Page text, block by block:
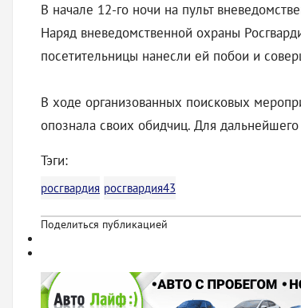
В начале 12-го ночи на пульт
Наряд вневедомственной охраны
посетительницы нанесли ей побои и
В ходе организованных поисковых
опознала своих обидчиц. Для
Тэги:
росгвардия росгвардия43
Поделиться публикацией